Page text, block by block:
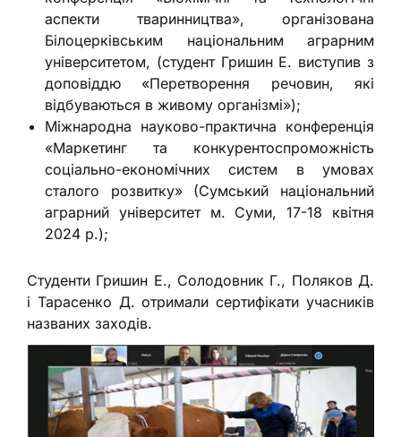
аспекти тваринництва», організована
Білоцерківським національним аграрним
університетом, (студент Гришин Е. виступив з
доповіддю «Перетворення речовин, які
відбуваються в живому організмі»);
Міжнародна науково-практична конференція
«Маркетинг та конкурентоспроможність
соціально-економічних систем в умовах
сталого розвитку» (Сумський національний
аграрний університет м. Суми, 17-18 квітня
2024 р.);
Студенти Гришин Е., Солодовник Г., Поляков Д.
і Тарасенко Д. отримали сертифікати учасників
названих заходів.